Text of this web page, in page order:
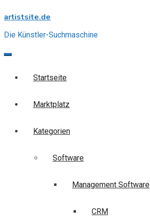
to
artistsite.de
Die Künstler-Suchmaschine
Startseite
Marktplatz
Kategorien
Software
Management Software
CRM